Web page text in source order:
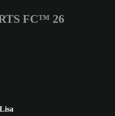
di 3 caratteri o numeri.
FC™ 26
Lisa